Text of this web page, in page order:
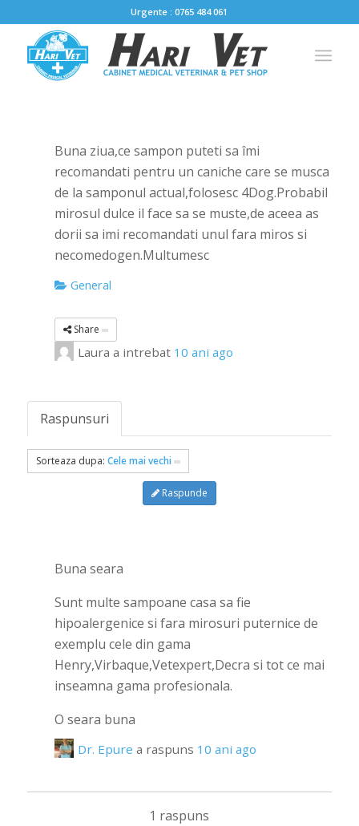
Urgente : 0765 484 061
Buna ziua,ce sampon puteti sa îmi
recomandati pentru un caniche care se musca
de la samponul actual,folosesc 4Dog.Probabil
mirosul dulce il face sa se muste,de aceea as
dorii sa imi recomandati unul fara miros si
necomedogen.Multumesc
General
Share
Laura a intrebat 10 ani ago
Raspunsuri
Sorteaza dupa: Cele mai vechi
Raspunde
Buna seara
Sunt multe sampoane casa sa fie
hipoalergenice si fara mirosuri puternice de
exemplu cele din gama
Henry,Virbaque,Vetexpert,Decra si tot ce mai
inseamna gama profesionala.
O seara buna
Dr. Epure a raspuns 10 ani ago
1 raspuns